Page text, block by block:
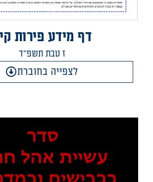
דף מידע פירות
ז טבת תשפ"ד
לצפייה בחוברת